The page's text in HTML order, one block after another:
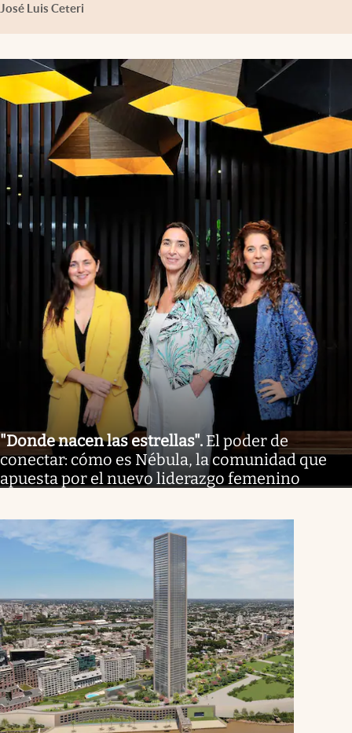
José Luis Ceteri
"Donde nacen las estrellas". El poder de
conectar: cómo es Nébula, la comunidad que
apuesta por el nuevo liderazgo femenino